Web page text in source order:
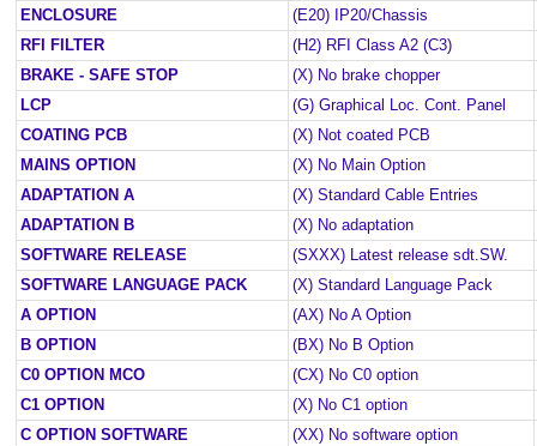
ENCLOSURE
(E20) IP20/Chassis
RFI FILTER
(H2) RFI Class A2 (C3)
BRAKE - SAFE STOP
(X) No brake chopper
LCP
(G) Graphical Loc. Cont. Panel
COATING PCB
(X) Not coated PCB
MAINS OPTION
(X) No Main Option
ADAPTATION A
(X) Standard Cable Entries
ADAPTATION B
(X) No adaptation
SOFTWARE RELEASE
(SXXX) Latest release sdt.SW.
SOFTWARE LANGUAGE PACK
(X) Standard Language Pack
A OPTION
(AX) No A Option
B OPTION
(BX) No B Option
C0 OPTION MCO
(CX) No C0 option
C1 OPTION
(X) No C1 option
C OPTION SOFTWARE
(XX) No software option